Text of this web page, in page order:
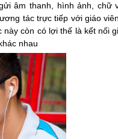
âm thanh, hình ảnh, chữ
tác trực tiếp với giáo
còn có lợi thế là kết nối
nhau